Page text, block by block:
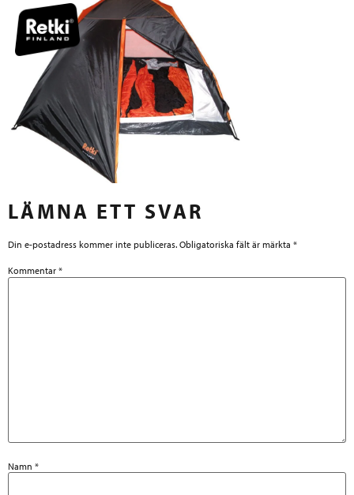
LÄMNA ETT SVAR
Din e-postadress kommer inte publiceras. Obligatoriska fält är märkta *
Kommentar *
Namn *